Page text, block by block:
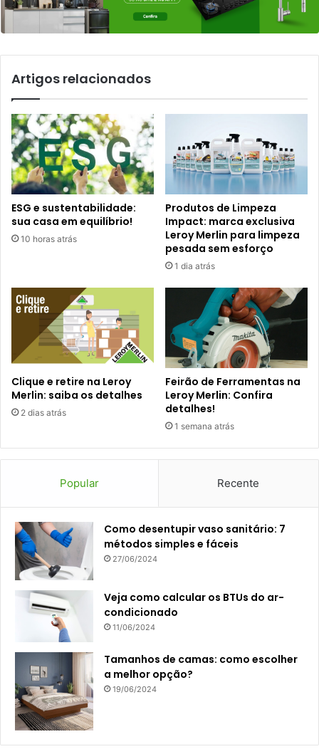
Artigos relacionados
ESG e sustentabilidade:
sua casa em equilíbrio!
10 horas atrás
Produtos de Limpeza
Impact: marca exclusiva
Leroy Merlin para limpeza
pesada sem esforço
1 dia atrás
Clique e retire na Leroy
Merlin: saiba os detalhes
2 dias atrás
Feirão de Ferramentas na
Leroy Merlin: Confira
detalhes!
1 semana atrás
Popular Recente
Como desentupir vaso sanitário: 7
métodos simples e fáceis
27/06/2024
Veja como calcular os BTUs do ar-
condicionado
11/06/2024
Tamanhos de camas: como escolher
a melhor opção?
19/06/2024